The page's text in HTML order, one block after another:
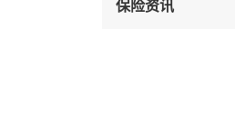
保险资讯